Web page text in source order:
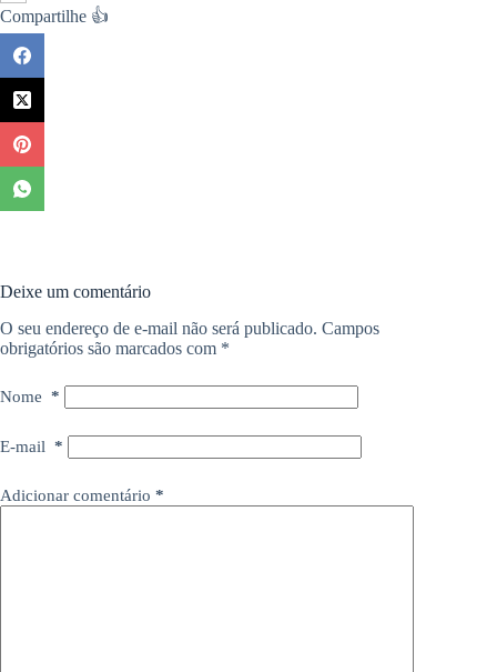
Compartilhe 👍
Deixe um comentário
O seu endereço de e-mail não será publicado. Campos
obrigatórios são marcados com *
Nome *
E-mail *
Adicionar comentário *